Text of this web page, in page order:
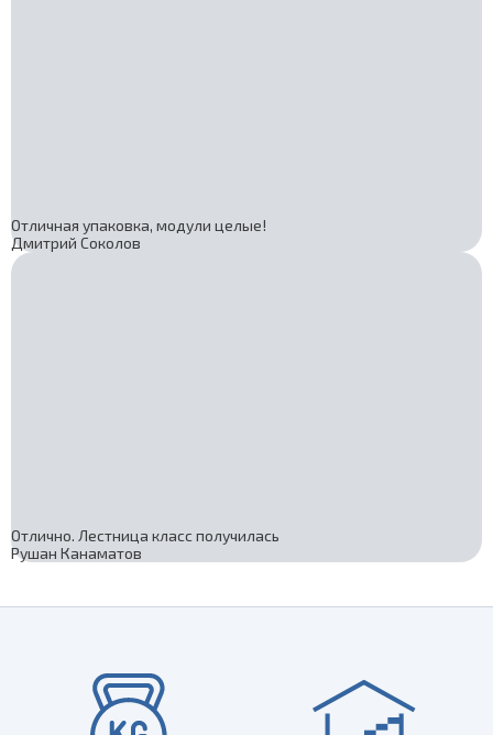
Отличная упаковка, модули целые!
Дмитрий Соколов
Отлично. Лестница класс получилась
Рушан Канаматов